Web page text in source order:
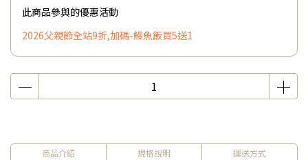
此商品參與的優惠活動
2026父親節全站9折,加碼-鰻魚飯買5送1
商品介紹 規格說明 運送方式